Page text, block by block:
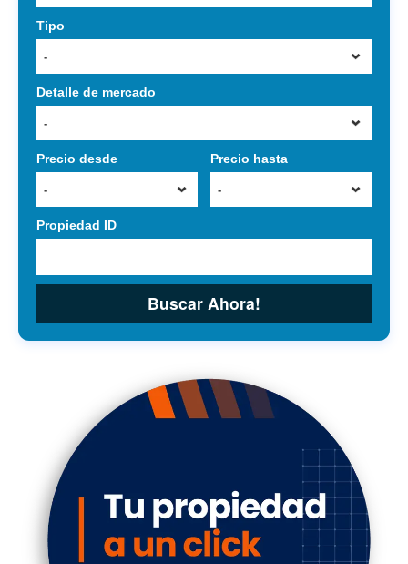
Tipo
-
Detalle de mercado
-
Precio desde
-
Precio hasta
-
Propiedad ID
Buscar Ahora!